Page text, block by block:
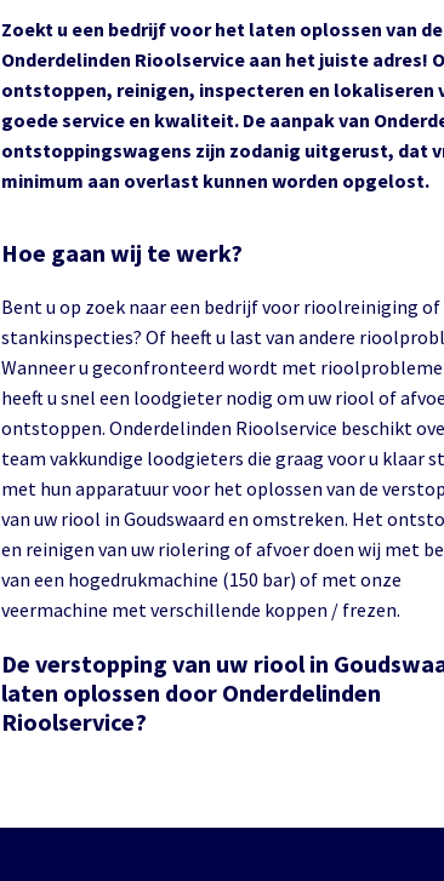
Zoekt u een bedrijf voor het laten oplossen van
Onderdelinden Rioolservice aan het juiste adres!
ontstoppen, reinigen, inspecteren en
goede service en kwaliteit. De aanpak van
ontstoppingswagens zijn zodanig uitgerust, dat
minimum aan overlast kunnen worden opgelost.
Hoe gaan wij te werk?
Bent u op zoek naar een bedrijf voor rioolreiniging of
stankinspecties? Of heeft u last van andere
Wanneer u geconfronteerd wordt met
heeft u snel een loodgieter nodig om uw riool of
ontstoppen. Onderdelinden Rioolservice beschikt
team vakkundige loodgieters die graag voor u klaar
met hun apparatuur voor het oplossen van de
van uw riool in Goudswaard en omstreken. Het
en reinigen van uw riolering of afvoer doen wij met
van een hogedrukmachine (150 bar) of met onze
veermachine met verschillende koppen / frezen.
De verstopping van uw riool in
laten oplossen door Onderdelinden
Rioolservice?